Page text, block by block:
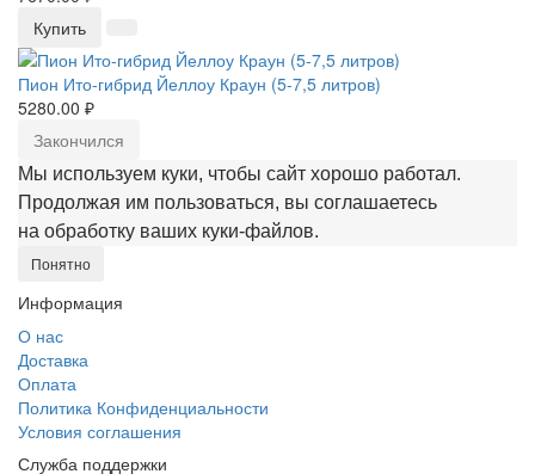
Купить
Пион Ито-гибрид Йеллоу Краун (5-7,5 литров)
5280.00 ₽
Закончился
Мы используем куки, чтобы сайт хорошо работал.
Продолжая им пользоваться, вы соглашаетесь
на обработку ваших куки‑файлов.
Понятно
Информация
О нас
Доставка
Оплата
Политика Конфиденциальности
Условия соглашения
Служба поддержки